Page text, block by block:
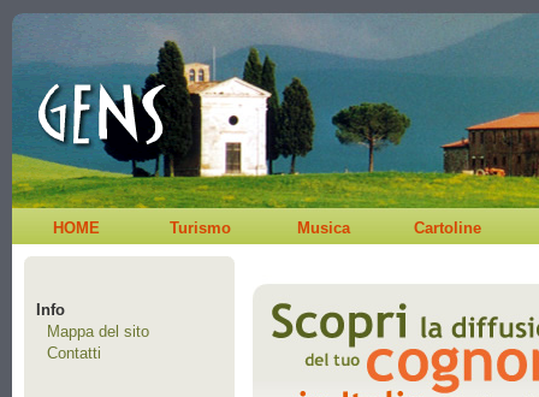
HOME Turismo Musica Cartoline
Info
Mappa del sito
Contatti